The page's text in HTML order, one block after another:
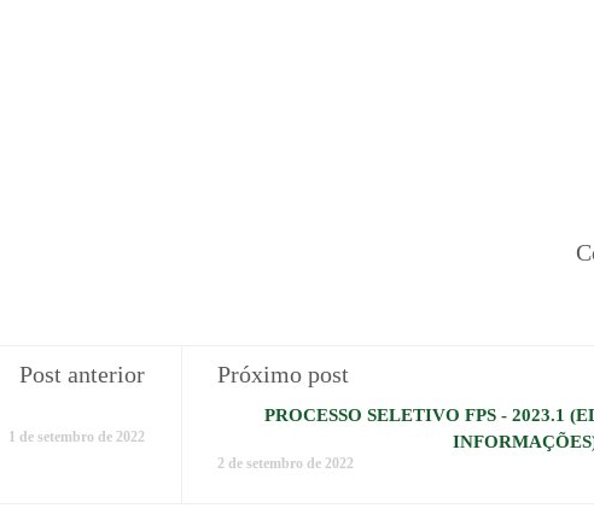
Post anterior
1 de setembro de 2022
Próximo post
PROCESSO SELETIVO FPS - 2023.1
2 de setembro de 2022